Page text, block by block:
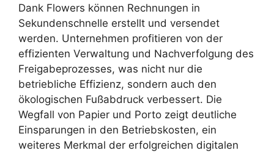
Dank Flowers können Rechnungen in
Sekundenschnelle erstellt und versendet
werden. Unternehmen profitieren von der
effizienten Verwaltung und Nachverfolgung des
Freigabeprozesses, was nicht nur die
betriebliche Effizienz, sondern auch den
ökologischen Fußabdruck verbessert. Die
Wegfall von Papier und Porto zeigt deutliche
Einsparungen in den Betriebskosten, ein
weiteres Merkmal der erfolgreichen digitalen